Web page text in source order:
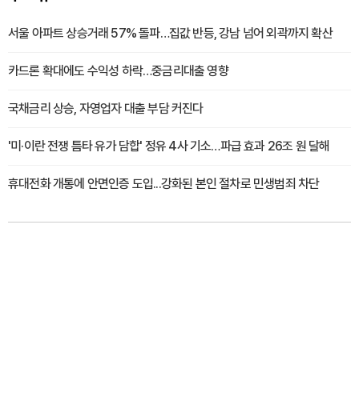
서울 아파트 상승거래 57% 돌파…집값 반등, 강남 넘어 외곽까지 확산
카드론 확대에도 수익성 하락…중금리대출 영향
국채금리 상승, 자영업자 대출 부담 커진다
'미·이란 전쟁 틈타 유가 담합' 정유 4사 기소…파급 효과 26조 원 달해
휴대전화 개통에 안면인증 도입...강화된 본인 절차로 민생범죄 차단